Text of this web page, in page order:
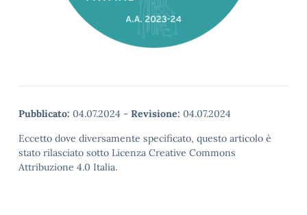
Pubblicato: 04.07.2024 - Revisione: 04.07.2024
Eccetto dove diversamente specificato, questo articolo è
stato rilasciato sotto Licenza Creative Commons
Attribuzione 4.0 Italia.